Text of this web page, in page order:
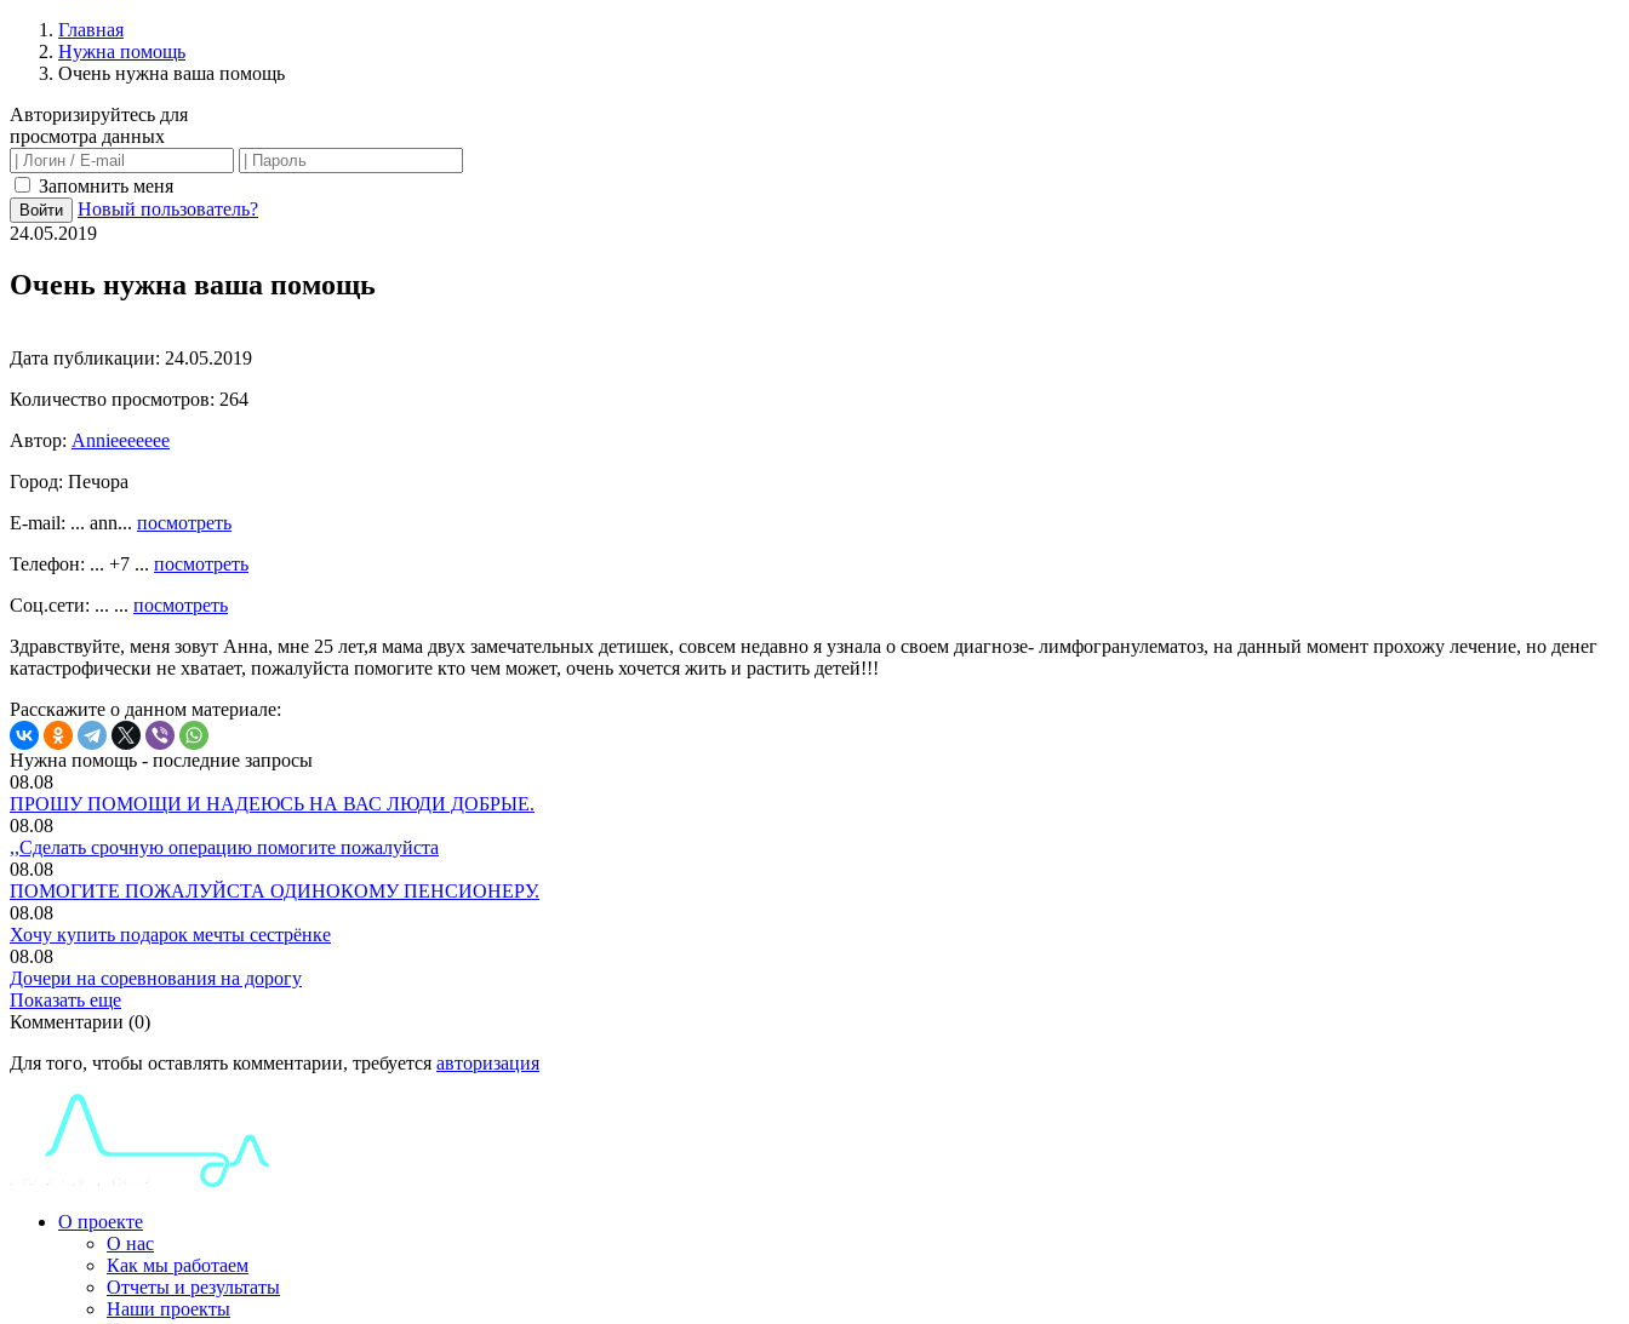
Главная
Нужна помощь
Очень нужна ваша помощь
Авторизируйтесь для
просмотра данных
Запомнить меня
Войти
Новый пользователь?
24.05.2019
Очень нужна ваша помощь
Дата публикации: 24.05.2019
Количество просмотров: 264
Автор: Annieeeeeee
Город: Печора
E-mail: ... ann... посмотреть
Телефон: ... +7 ... посмотреть
Соц.сети: ... ... посмотреть
Здравствуйте, меня зовут Анна, мне 25 лет,я мама двух замечательных детишек, совсем недавно я узнала о своем диагнозе- лимфогранулематоз, на данный момент прохожу лечение, но денег
катастрофически не хватает, пожалуйста помогите кто чем может, очень хочется жить и растить детей!!!
Расскажите о данном материале:
Нужна помощь - последние запросы
08.08
ПРОШУ ПОМОЩИ И НАДЕЮСЬ НА ВАС ЛЮДИ ДОБРЫЕ.
08.08
,,Сделать срочную операцию помогите пожалуйста
08.08
ПОМОГИТЕ ПОЖАЛУЙСТА ОДИНОКОМУ ПЕНСИОНЕРУ.
08.08
Хочу купить подарок мечты сестрёнке
08.08
Дочери на соревнования на дорогу
Показать еще
Комментарии (0)
Для того, чтобы оставлять комментарии, требуется авторизация
О проекте
О нас
Как мы работаем
Отчеты и результаты
Наши проекты